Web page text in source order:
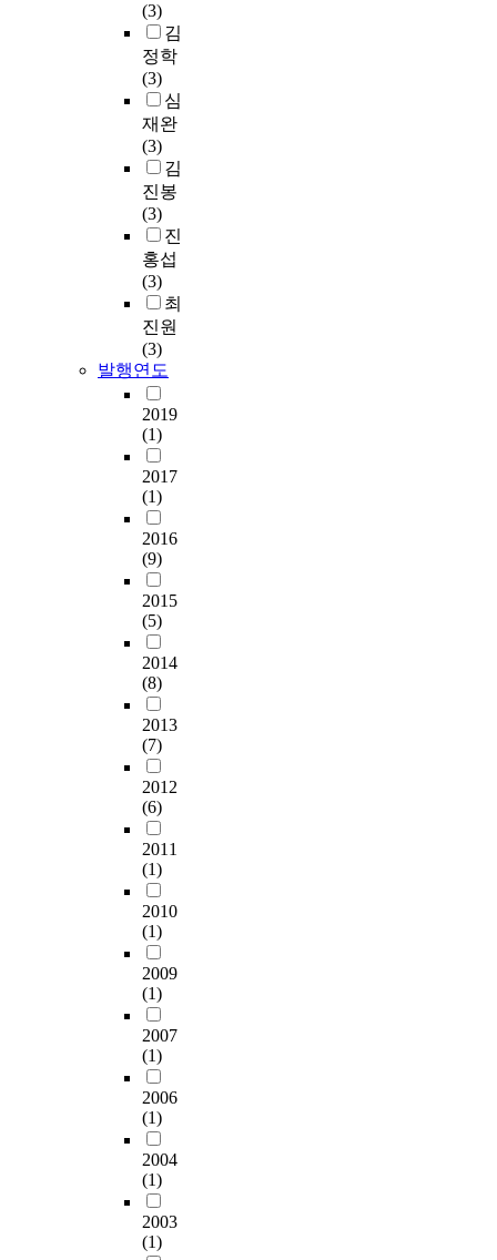
(3)
김
정학
(3)
심
재완
(3)
김
진봉
(3)
진
홍섭
(3)
최
진원
(3)
발행연도
2019
(1)
2017
(1)
2016
(9)
2015
(5)
2014
(8)
2013
(7)
2012
(6)
2011
(1)
2010
(1)
2009
(1)
2007
(1)
2006
(1)
2004
(1)
2003
(1)